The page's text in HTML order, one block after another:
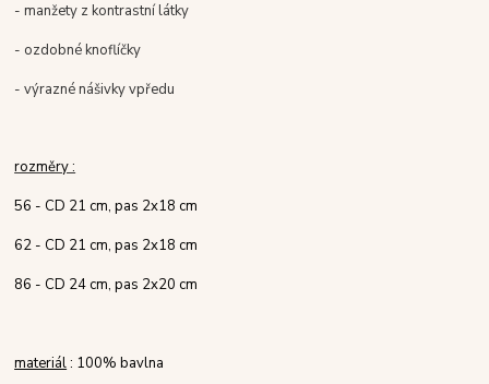
- manžety z kontrastní látky
- ozdobné knoflíčky
- výrazné nášivky vpředu
rozměry :
56 - CD 21 cm, pas 2x18 cm
62 - CD 21 cm, pas 2x18 cm
86 - CD 24 cm, pas 2x20 cm
materiál: 100% bavlna